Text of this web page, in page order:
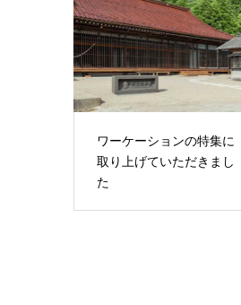
ワーケーションの特集に
取り上げていただきまし
た